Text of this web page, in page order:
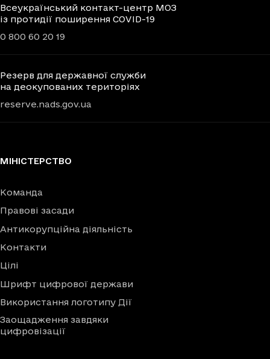
Всеукраїнський контакт-центр МОЗ
із протидії поширення COVID-19
0 800 60 20 19
Резерв для державної служби
на деокупованих територіях
reserve.nads.gov.ua
МІНІСТЕРСТВО
Команда
Правові засади
Антикорупційна діяльність
Контакти
Цілі
Шрифт цифрової держави
Використання логотипу Дії
Заощадження завдяки
цифровізації